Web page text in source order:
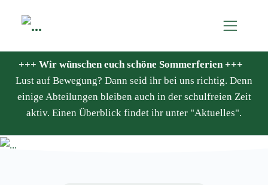
+++ Wir wünschen euch schöne Sommerferien +++
Lust auf Bewegung? Dann seid ihr bei uns richtig. Denn
einige Abteilungen bleiben auch in der schulfreien Zeit
aktiv. Einen Überblick findet ihr unter "Aktuelles".